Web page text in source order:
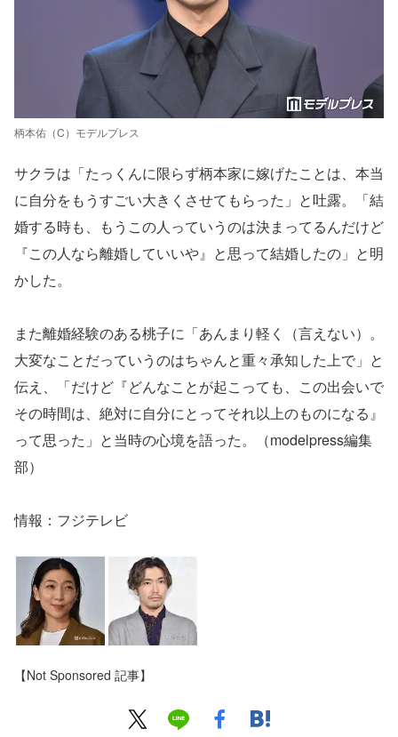
柄本佑（C）モデルプレス
サクラは「たっくんに限らず柄本家に嫁げたことは、本当
に自分をもうすごい大きくさせてもらった」と吐露。「結
婚する時も、もうこの人っていうのは決まってるんだけど
『この人なら離婚していいや』と思って結婚したの」と明
かした。
また離婚経験のある桃子に「あんまり軽く（言えない）。
大変なことだっていうのはちゃんと重々承知した上で」と
伝え、「だけど『どんなことが起こっても、この出会いで
その時間は、絶対に自分にとってそれ以上のものになる』
って思った」と当時の心境を語った。（modelpress編集
部）
情報：フジテレビ
【Not Sponsored 記事】